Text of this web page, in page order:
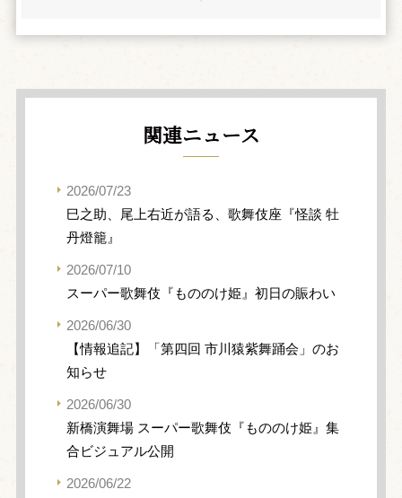
関連ニュース
2026/07/23
巳之助、尾上右近が語る、歌舞伎座『怪談 牡
丹燈籠』
2026/07/10
スーパー歌舞伎『もののけ姫』初日の賑わい
2026/06/30
【情報追記】「第四回 市川猿紫舞踊会」のお
知らせ
2026/06/30
新橋演舞場 スーパー歌舞伎『もののけ姫』集
合ビジュアル公開
2026/06/22